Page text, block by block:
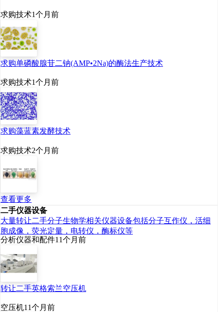
求购技术1个月前
求购单磷酸腺苷二钠(AMP•2Na)的酶法生产技术
求购技术1个月前
求购藻蓝素发酵技术
求购技术2个月前
查看更多
二手仪器设备
大量转让二手分子生物学相关仪器设备包括分子互作仪，活细
胞成像，荧光定量，电转仪，酶标仪等
分析仪器和配件11个月前
转让二手英格索兰空压机
空压机11个月前